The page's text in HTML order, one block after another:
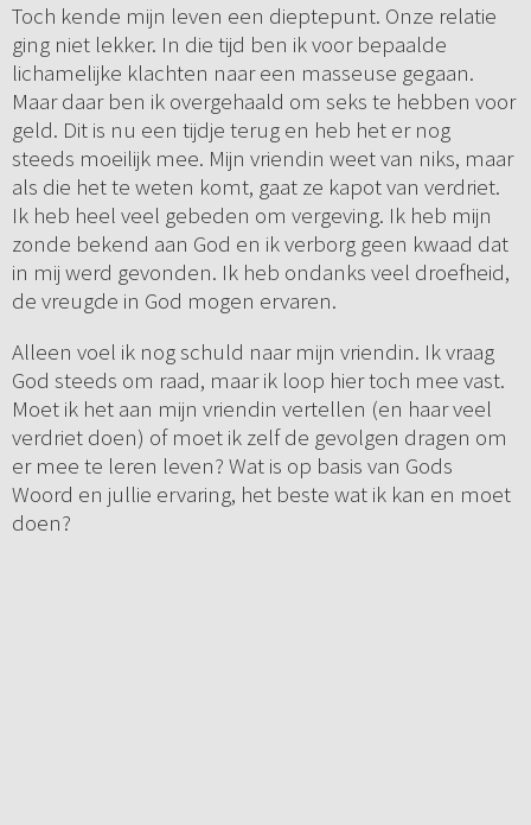
Toch kende mijn leven een dieptepunt. Onze relatie
ging niet lekker. In die tijd ben ik voor bepaalde
lichamelijke klachten naar een masseuse gegaan.
Maar daar ben ik overgehaald om seks te hebben voor
geld. Dit is nu een tijdje terug en heb het er nog
steeds moeilijk mee. Mijn vriendin weet van niks, maar
als die het te weten komt, gaat ze kapot van verdriet.
Ik heb heel veel gebeden om vergeving. Ik heb mijn
zonde bekend aan God en ik verborg geen kwaad dat
in mij werd gevonden. Ik heb ondanks veel droefheid,
de vreugde in God mogen ervaren.
Alleen voel ik nog schuld naar mijn vriendin. Ik vraag
God steeds om raad, maar ik loop hier toch mee vast.
Moet ik het aan mijn vriendin vertellen (en haar veel
verdriet doen) of moet ik zelf de gevolgen dragen om
er mee te leren leven? Wat is op basis van Gods
Woord en jullie ervaring, het beste wat ik kan en moet
doen?